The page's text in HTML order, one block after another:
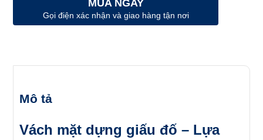
MUA NGAY
Gọi điện xác nhận và giao hàng tận nơi
Mô tả
Vách mặt dựng giấu đố – Lựa